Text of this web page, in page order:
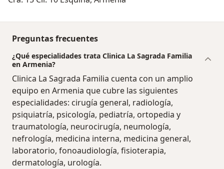
Preguntas frecuentes
¿Qué especialidades trata Clinica La Sagrada Familia
en Armenia?
Clinica La Sagrada Familia cuenta con un amplio
equipo en Armenia que cubre las siguientes
especialidades: cirugía general, radiología,
psiquiatría, psicología, pediatría, ortopedia y
traumatología, neurocirugía, neumología,
nefrología, medicina interna, medicina general,
laboratorio, fonoaudiología, fisioterapia,
dermatología, urología.